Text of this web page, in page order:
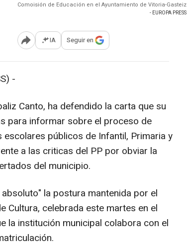
Comoisión de Educación en el Ayuntamiento de Vitoria-Gasteiz
- EUROPA PRESS
Abrir opciones para compartir
IA Seguir en
-
Canto, ha defendido la carta que su
para informar sobre el proceso de
públicos de Infantil, Primaria y
a las criticas del PP por obviar la
del municipio.
la postura mantenida por el
Cultura, celebrada este martes en el
la institución municipal colabora con el